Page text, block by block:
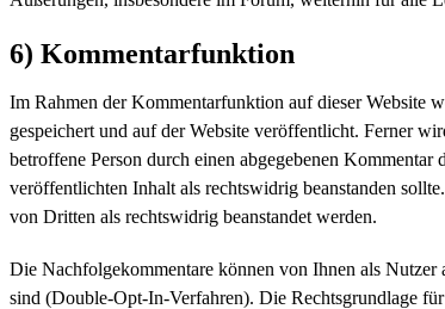
6) Kommentarfunktion
Im Rahmen der Kommentarfunktion auf dieser Website
gespeichert und auf der Website veröffentlicht. Ferner
betroffene Person durch einen abgegebenen
veröffentlichten Inhalt als rechtswidrig beanstanden
von Dritten als rechtswidrig beanstandet werden.
Die Nachfolgekommentare können von Ihnen als Nutzer
sind (Double-Opt-In-Verfahren). Die Rechtsgrundlage